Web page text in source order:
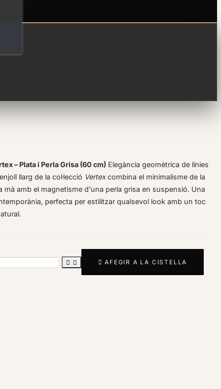
– Plata i Perla Grisa (60 cm) Elegància geomètrica de línies
llarg de la col·lecció Vertexcombina el minimalisme de la
mà amb el magnetisme d'una perla grisa en suspensió. Una
perfecta per estilitzar qualsevol look amb un toc
   AFEGIR A LA CISTELLA